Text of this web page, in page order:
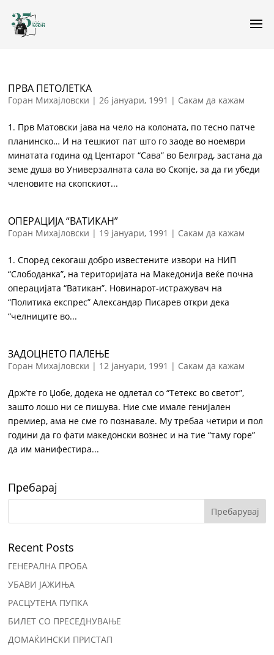
ПРВА ПЕТОЛЕТКА
Горан Михајловски |26 јануари, 1991 | Сакам да кажам
1. Прв Матовски јава на чело на колоната, по тесно патче
планинско… И на тешкиот пат што го заоде во ноември
минатата година од Центарот “Сава” во Белград, застана да
земе душа во Универзалната сала во Скопје, за да ги убеди
членовите на скопскиот...
ОПЕРАЦИЈА “ВАТИКАН”
Горан Михајловски | 19 јануари, 1991 | Сакам да кажам
1. Според секогаш добро известените извори на НИП
“Слободанка”, на територијата на Македонија веќе почна
операцијата “Ватикан”. Новинарот-истражувач на
“Политика експрес” Александар Писарев откри дека
“челниците во...
ЗАДОЦНЕТО ПАЛЕЊЕ
Горан Михајловски | 12 јануари, 1991 | Сакам да кажам
Држ’те го Џобе, додека не одлетал со “Тетекс во светот”,
зашто лошо ни се пишува. Ние сме имале генијален
премиер, ама не сме го познавале. Му требаа четири и пол
години да го фати македонски вознес и на тие “таму горе”
да им манифестира...
Пребарај
Recent Posts
ГЕНЕРАЛНА ПРОБА
УБАВИ ЈАЖИЊА
РАСЦУТЕНА ПУПКА
БИЛЕТ СО ПРЕСЕДНУВАЊЕ
ДОМАЌИНСКИ ПРИСТАП